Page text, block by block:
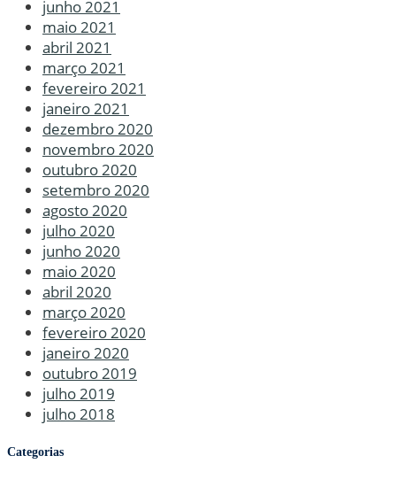
junho 2021
maio 2021
abril 2021
março 2021
fevereiro 2021
janeiro 2021
dezembro 2020
novembro 2020
outubro 2020
setembro 2020
agosto 2020
julho 2020
junho 2020
maio 2020
abril 2020
março 2020
fevereiro 2020
janeiro 2020
outubro 2019
julho 2019
julho 2018
Categorias